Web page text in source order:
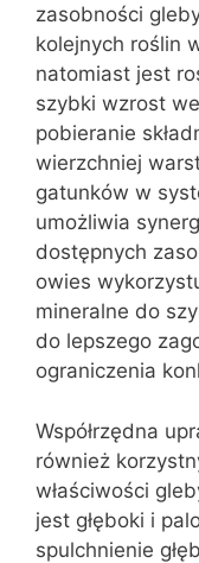
zasobności
kolejnych roślin
natomiast jest
szybki wzrost
pobieranie
wierzchniej
gatunków w
umożliwia
dostępnych
owies
mineralne do
do lepszego
ograniczenia
Współrzędna
również
właściwości
jest głęboki i
spulchnienie